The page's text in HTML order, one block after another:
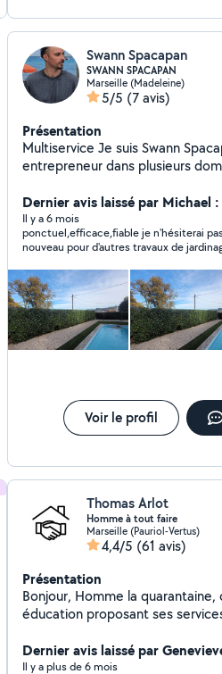
Swann Spacapan
SWANN SPACAPAN
Marseille (Madeleine)
5/5 (7 avis)
Présentation
Multiservice Je suis Swann Spacapan, auto
entrepreneur dans plusieurs domaine basé à
travaux d'électricité de
de répondre à divers besoins de
J'interviens aussi pour le
tout autre chose, offrant ainsi
pour tous vos projets.
Dernier avis laissé par Michael
Il y a 6 mois
ponctuel,efficace,fiable je n'hésiterai
nouveau pour d'autres travaux de
Voir le profil
Thomas Arlot
Homme à tout faire
Marseille (Pauriol-Vertus)
4,4/5 (61 avis)
Présentation
Bonjour, Homme la quarantaine, courtois et de bonne
éducation proposant ses
éventuelles. N'hésitez pas à me téléphoner
Dernier avis laissé par
Il y a plus de 6 mois